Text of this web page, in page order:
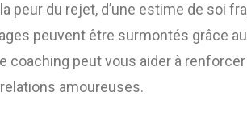
peur du rejet, d’une estime de soi
peuvent être surmontés grâce
coaching peut vous aider à
amoureuses.